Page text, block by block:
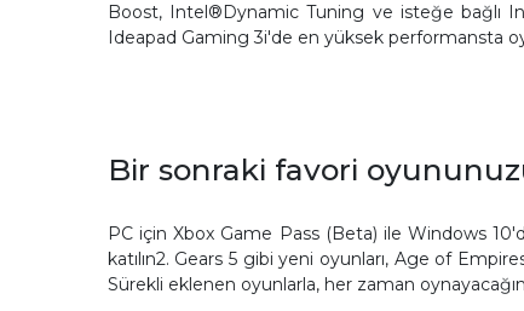
Boost, Intel®Dynamic Tuning ve isteğe bağlı
Ideapad Gaming 3i'de en yüksek performansta
Bir sonraki favori
PC için Xbox Game Pass (Beta) ile Windows
katılın2. Gears 5 gibi yeni oyunları, Age of
Sürekli eklenen oyunlarla, her zaman